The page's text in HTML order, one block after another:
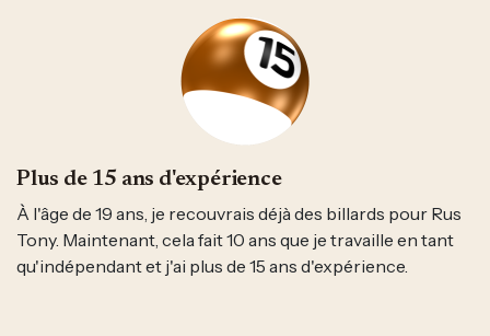
Plus de 15 ans d'expérience
À l'âge de 19 ans, je recouvrais déjà des billards pour Rus
Tony. Maintenant, cela fait 10 ans que je travaille en tant
qu'indépendant et j'ai plus de 15 ans d'expérience.